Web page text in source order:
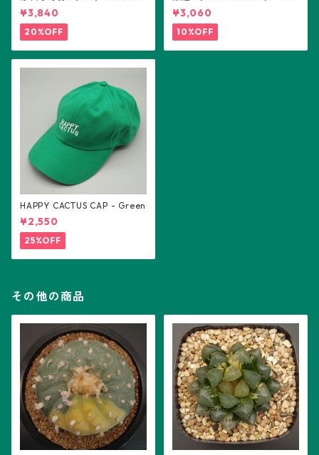
ォラ属
¥3,840
20%OFF
ォフォラ属 ※実生
¥3,060
10%OFF
HAPPY CACTUS CAP - Green
¥2,550
25%OFF
その他の商品